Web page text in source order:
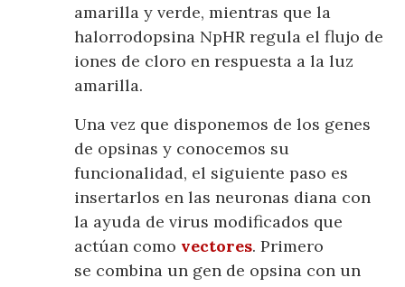
amarilla y verde, mientras que la
halorrodopsina NpHR regula el flujo de
iones de cloro en respuesta a la luz
amarilla.
Una vez que disponemos de los genes
de opsinas y conocemos su
funcionalidad, el siguiente paso es
insertarlos en las neuronas diana con
la ayuda de virus modificados que
actúan como vectores. Primero
se combina un gen de opsina con un